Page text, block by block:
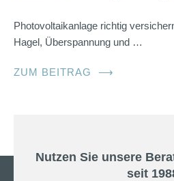
Photovoltaikanlage richtig
Hagel, Überspannung und …
ZUM BEITRAG ⟶
Nutzen Sie unsere
seit